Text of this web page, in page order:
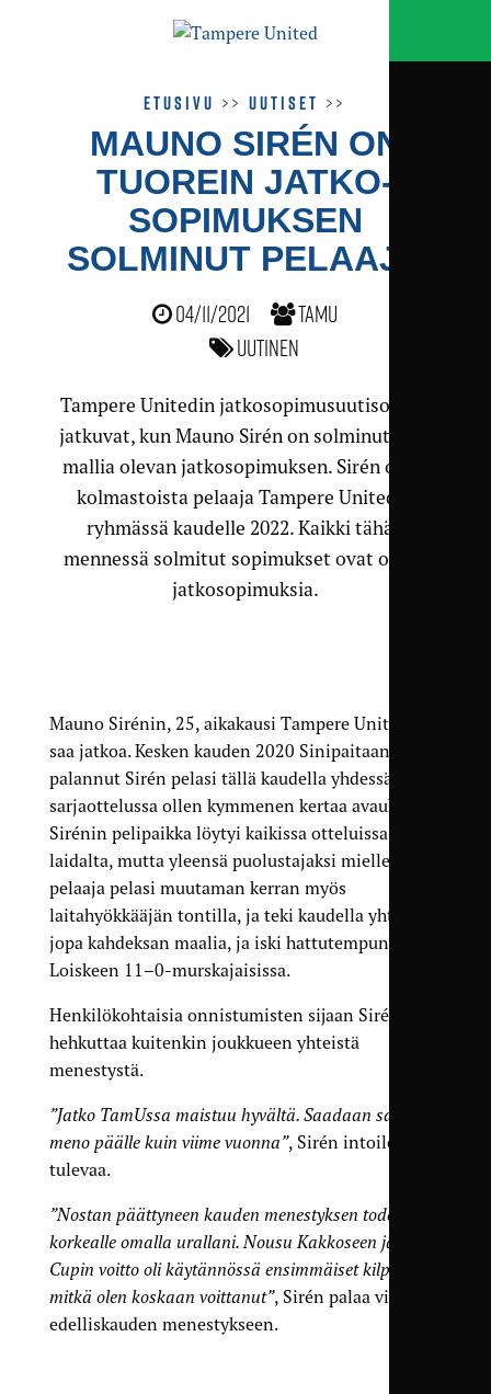
Etusivu >>Uutiset >>
MAUNO SIRÉN ON
TUOREIN JATKO­
SOPIMUKSEN
SOLMINUT PELAAJA
04/11/2021
TamU
Uutinen
Tampere Unitedin jatkosopimusuutisoinnit
jatkuvat, kun Mauno Sirén on solminut 1+1-
mallia olevan jatkosopimuksen. Sirén on jo
kolmastoista pelaaja Tampere Unitedin
ryhmässä kaudelle 2022. Kaikki tähän
mennessä solmitut sopimukset ovat olleet
jatkosopimuksia.
Mauno Sirénin, 25, aikakausi Tampere Unitedissa
saa jatkoa. Kesken kauden 2020 Sinipaitaan
palannut Sirén pelasi tällä kaudella yhdessätoista
sarjaottelussa ollen kymmenen kertaa avauksessa.
Sirénin pelipaikka löytyi kaikissa otteluissa
laidalta, mutta yleensä puolustajaksi mielletty
pelaaja pelasi muutaman kerran myös
laitahyökkääjän tontilla, ja teki kaudella yhteensä
jopa kahdeksan maalia, ja iski hattutempun
Loiskeen 11–0-murskajaisissa.
Henkilökohtaisia onnistumisten sijaan Sirén
hehkuttaa kuitenkin joukkueen yhteistä
menestystä.
”Jatko TamUssa maistuu hyvältä. Saadaan sama
meno päälle kuin viime vuonna”, Sirén intoilee jo
tulevaa.
”Nostan päättyneen kauden menestyksen todella
korkealle omalla urallani. Nousu Kakkoseen ja
Cupin voitto oli käytännössä ensimmäiset kilpailut
mitkä olen koskaan voittanut”, Sirén palaa vielä
edelliskauden menestykseen.